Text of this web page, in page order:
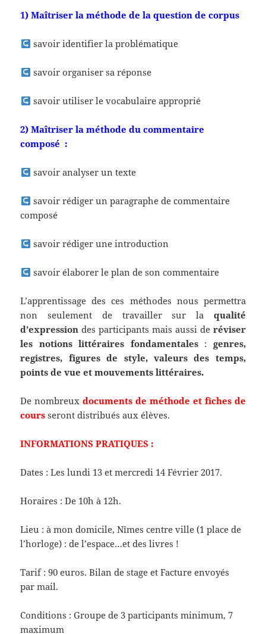
1) Maîtriser la méthode de la question de corpus
savoir identifier la problématique
savoir organiser sa réponse
savoir utiliser le vocabulaire approprié
2) Maîtriser la méthode du commentaire
composé :
savoir analyser un texte
savoir rédiger un paragraphe de commentaire
composé
savoir rédiger une introduction
savoir élaborer le plan de son commentaire
L’apprentissage des ces méthodes nous permettra
non seulement de travailler sur la qualité
d’expression des participants mais aussi de réviser
les notions littéraires fondamentales: genres,
registres, figures de style, valeurs des temps,
points de vue et mouvements littéraires.
De nombreuxdocuments de méthode et fiches de
cours seront distribués aux élèves.
INFORMATIONS PRATIQUES :
Dates : Les lundi 13 et mercredi 14 Février 2017.
Horaires : De 10h à 12h.
Lieu : à mon domicile, Nîmes centre ville (1 place de
l’horloge) : de l’espace…et des livres !
Tarif : 90 euros. Bilan de stage et Facture envoyés
par mail.
Conditions : Groupe de 3 participants minimum, 7
maximum